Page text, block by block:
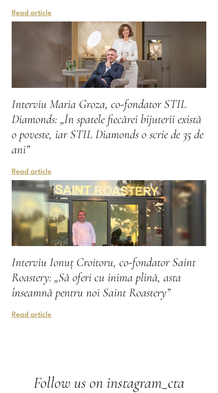
Read article
Interviu Maria Groza, co-fondator STIL
Diamonds: „În spatele fiecărei bijuterii există
o poveste, iar STIL Diamonds o scrie de 35 de
ani”
Read article
Interviu Ionuț Croitoru, co-fondator Saint
Roastery: „Să oferi cu inima plină, asta
înseamnă pentru noi Saint Roastery”
Read article
Follow us on instagram_cta